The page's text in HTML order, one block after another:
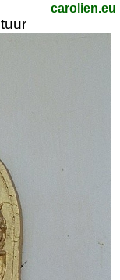
carolien.eu